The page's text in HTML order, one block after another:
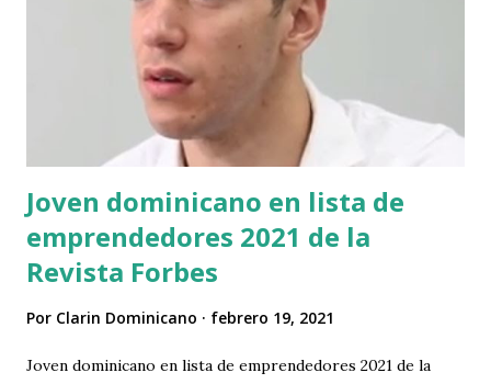
contiene blanco, azul claro, azul verdoso y azul profundo.
Fue declarada la piedra nacional de la República Dominicana
con la ley No. 296 del 4 de noviembre del año 2011. En el año
2018 el Congreso Nacional declaró el 22 de noviembre de
cada año como «Día Nacional del La...
Joven dominicano en lista de
emprendedores 2021 de la
Revista Forbes
Por Clarin Dominicano febrero 19, 2021
Joven dominicano en lista de emprendedores 2021 de la